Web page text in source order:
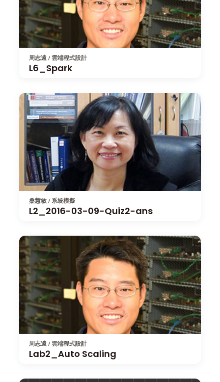
周志遠 / 雲端程式設計
L6_Spark
桑慧敏 / 系統模擬
L2_2016-03-09-Quiz2-ans
周志遠 / 雲端程式設計
Lab2_Auto Scaling